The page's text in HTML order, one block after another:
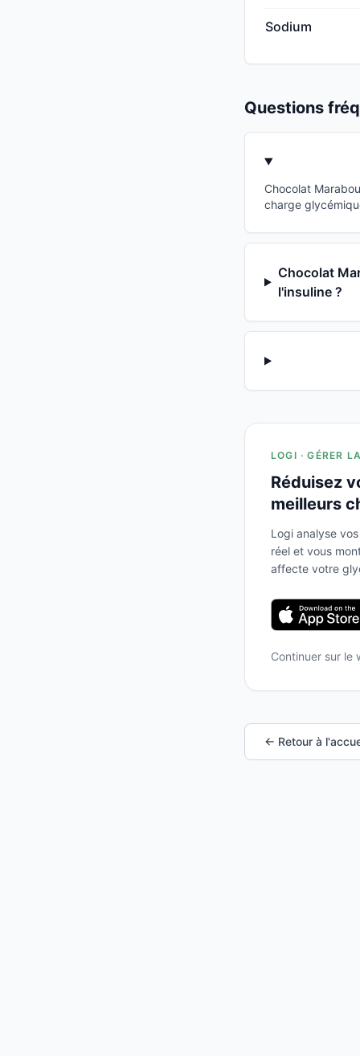
Sodium
Questions
Chocolat
charge
Chocolat
l'insuline ?
LOGI · GÉRER
Réduisez
meilleurs
Logi analyse
réel et vous
affecte votre
Continuer sur le
← Retour à